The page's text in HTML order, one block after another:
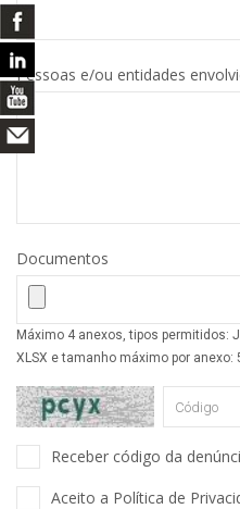
Pessoas e/ou entidades
Documentos
Máximo 4 anexos, tipos permitidos:
XLSX e tamanho máximo por anexo:
Receber código da
Aceito a Política de